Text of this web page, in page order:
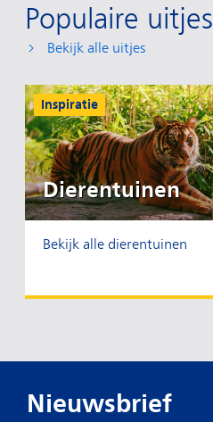
Populaire uitjes
Bekijk alle uitjes
Dierentuinen
Bekijk alle dierentuinen
Inspiratie
Nieuwsbrief